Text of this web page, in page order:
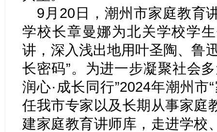
9月20日，潮州市家庭教育
学校长章曼娜为北关学校学
讲，深入浅出地用叶圣陶、鲁
长密码”。为进一步凝聚社会
润心·成长同行”2024年潮州市
任我市专家以及长期从事家庭
建家庭教育讲师库，走进学校